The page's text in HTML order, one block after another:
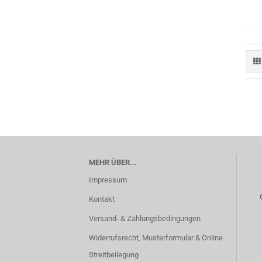
MEHR ÜBER...
Impressum
Kontakt
Versand- & Zahlungsbedingungen
Widerrufsrecht, Musterformular & Online
Streitbeilegung